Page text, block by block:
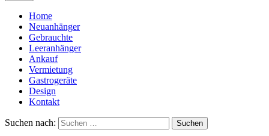
Home
Neuanhänger
Gebrauchte
Leeranhänger
Ankauf
Vermietung
Gastrogeräte
Design
Kontakt
Suchen nach: